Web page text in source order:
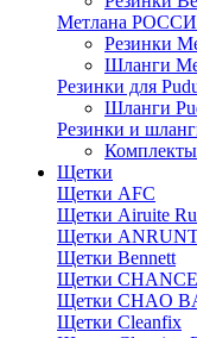
Метлана
Резинки
Шланги
Резинки для
Шланги
Резинки и
Щетки
Щетки AFC
Щетки Airuite
Щетки
Щетки Bennett
Щетки
Щетки CHAO
Щетки Cleanfix